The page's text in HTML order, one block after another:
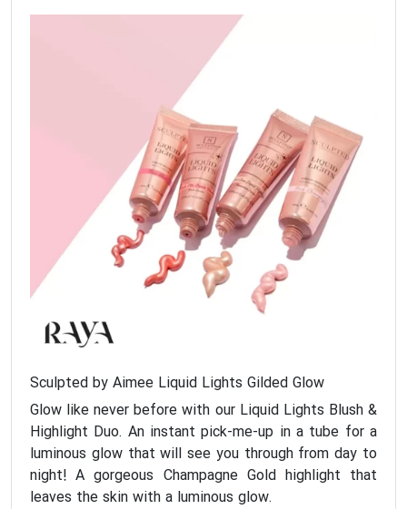
Sculpted by Aimee Liquid Lights Gilded Glow
Glow like never before with our Liquid Lights Blush &
Highlight Duo. An instant pick-me-up in a tube for a
luminous glow that will see you through from day to
night! A gorgeous Champagne Gold highlight that
leaves the skin with a luminous glow.